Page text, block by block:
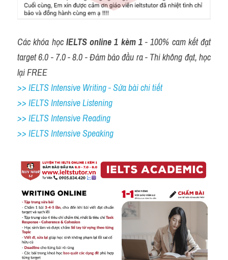
Các khóa học IELTS online 1 kèm 1 - 100% cam kết đạt
target 6.0 - 7.0 - 8.0 - Đảm bảo đầu ra - Thi không đạt, học
lại FREE
>> IELTS Intensive Writing - Sửa bài chi tiết
>> IELTS Intensive Listening
>> IELTS Intensive Reading
>> IELTS Intensive Speaking